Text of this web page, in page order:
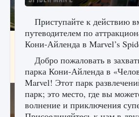
Как исправить ошибку Palworld
сохранение мира — Невозможно
сохранение данных мира»
9 августа 2024 2 511
Приступайте к действию
путеводителем по
Кони-Айленда в Marvel’s
Добро пожаловать в
парка Кони-Айленда в
Marvel! Этот парк
парк; это место, где вы
волнение и приключения